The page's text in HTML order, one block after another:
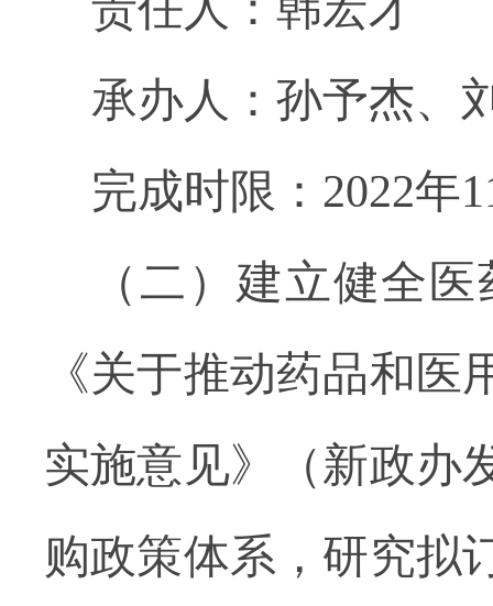
承办人：孙予杰、
完成时限：2022年
（二）建立健全
《关于推动药品和
实施意见》（新政办
购政策体系，研究拟